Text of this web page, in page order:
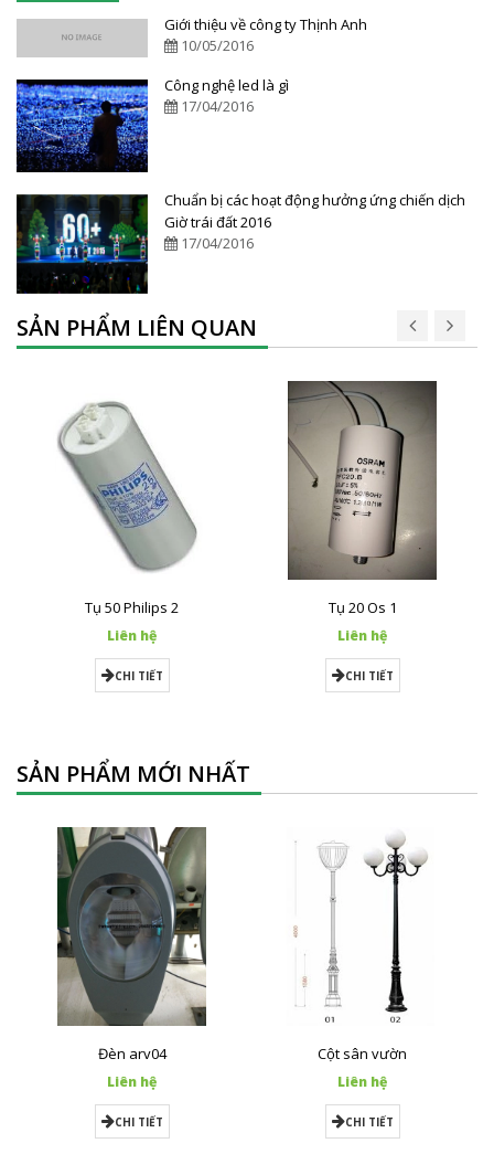
Giới thiệu về công ty Thịnh Anh
10/05/2016
Công nghệ led là gì
17/04/2016
Chuẩn bị các hoạt động hưởng ứng chiến dịch
Giờ trái đất 2016
17/04/2016
SẢN PHẨM LIÊN QUAN
Tụ 50 Philips 2
Liên hệ
CHI TIẾT
Tụ 20 Os 1
Liên hệ
CHI TIẾT
SẢN PHẨM MỚI NHẤT
Đèn arv04
Liên hệ
CHI TIẾT
Cột sân vườn
Liên hệ
CHI TIẾT